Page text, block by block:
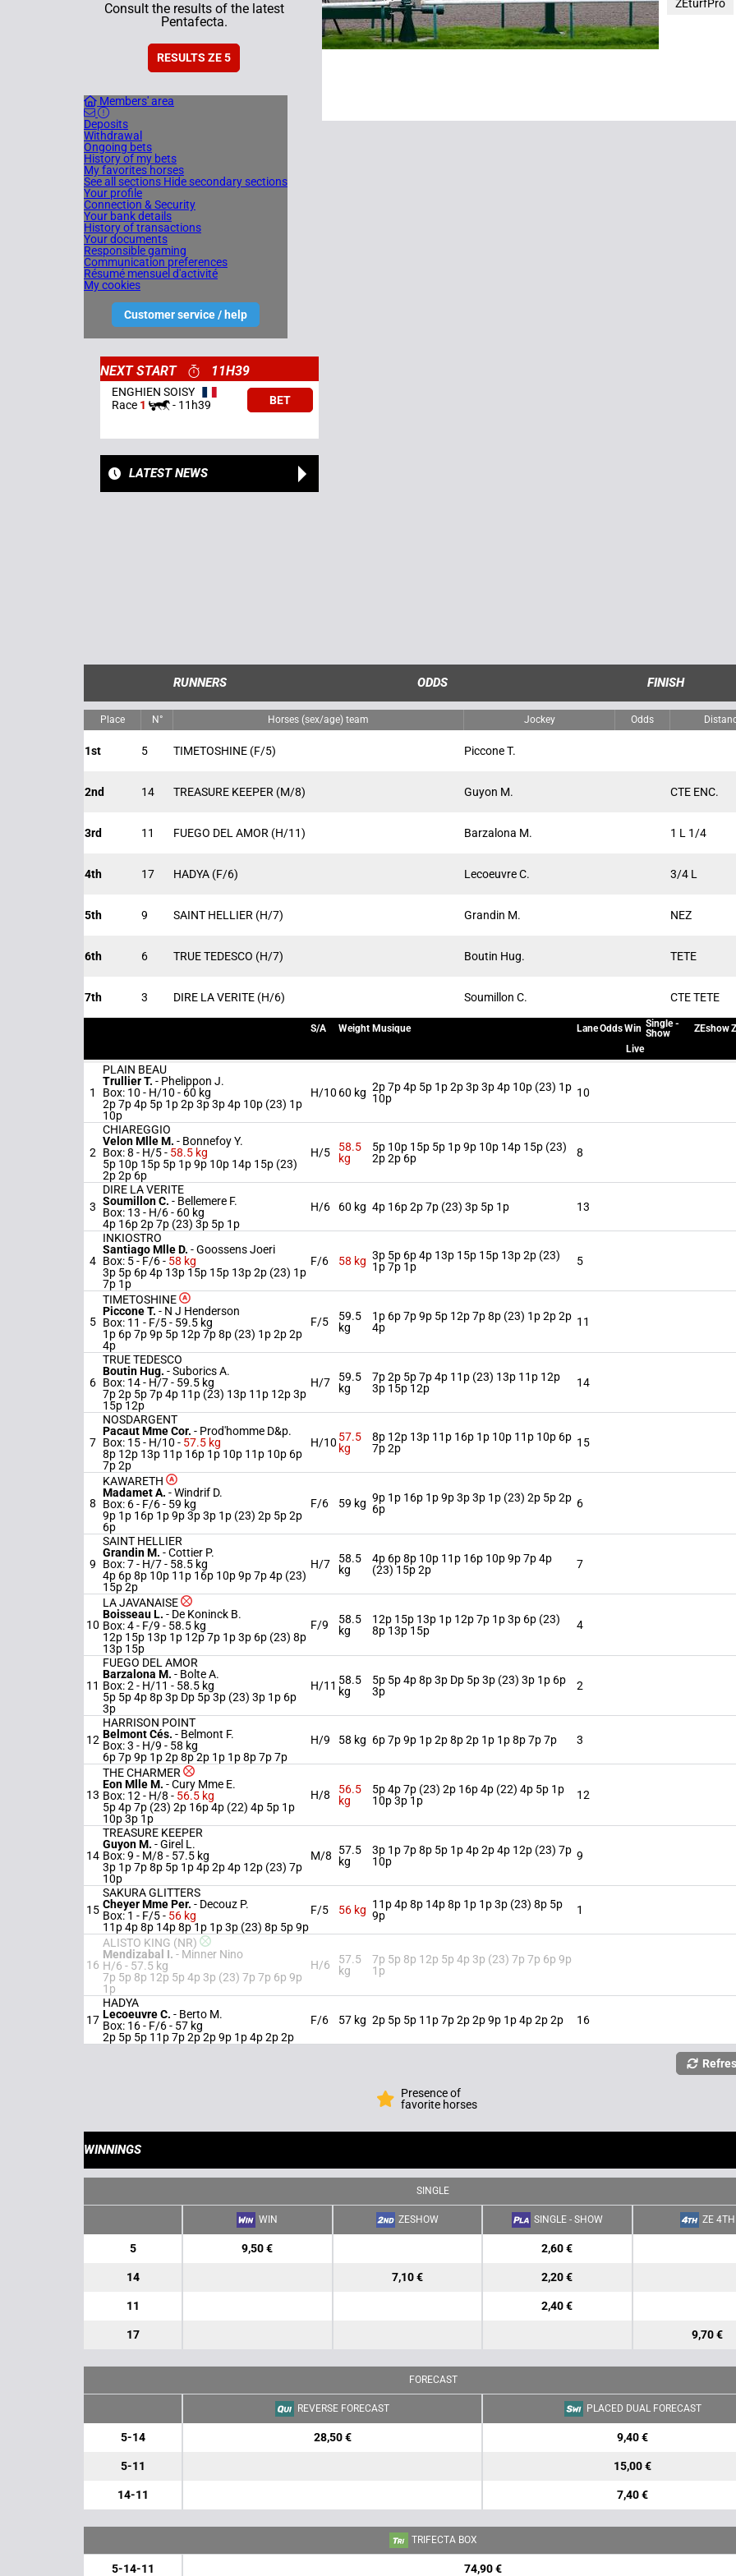
Consult the results of the latest
Pentafecta.
RESULTS ZE 5
Members' area
Deposits
Withdrawal
Ongoing bets
History of my bets
My favorites horses
See all sections Hide secondary sections
Your profile
Connection & Security
Your bank details
History of transactions
Your documents
Responsible gaming
Communication preferences
Résumé mensuel d'activité
My cookies
Customer service / help
ZEturfPro
NEXT START 11H39
ENGHIEN SOISY
Race1 - 11h39 BET
LATEST NEWS
RUNNERS ODDS FINISH
Place N° Horses (sex/age) team Jockey Odds
1st 5 TIMETOSHINE (F/5) Piccone T.
2nd 14 TREASURE KEEPER (M/8) Guyon M. CTE ENC.
3rd 11 FUEGO DEL AMOR (H/11) Barzalona M. 1 L 1/4
4th 17 HADYA (F/6) Lecoeuvre C. 3/4 L
5th 9 SAINT HELLIER (H/7) Grandin M. NEZ
6th 6 TRUE TEDESCO (H/7) Boutin Hug. TETE
7th 3 DIRE LA VERITE (H/6) Soumillon C. CTE TETE
S/A Weight Musique LaneOddsWin Single -
Show
ZEshow
Live
1
PLAIN BEAU
Trullier T. - Phelippon J.
Box: 10 - H/10 - 60 kg
2p 7p 4p 5p 1p 2p 3p 3p 4p 10p (23) 1p
10p
H/10 60 kg 2p 7p 4p 5p 1p 2p 3p 3p 4p 10p (23) 1p
10p
10
2
CHIAREGGIO
Velon Mlle M. - Bonnefoy Y.
Box: 8 - H/5 - 58.5 kg
5p 10p 15p 5p 1p 9p 10p 14p 15p (23)
2p 2p 6p
H/5
58.5
kg
5p 10p 15p 5p 1p 9p 10p 14p 15p (23)
2p 2p 6p
8
3
DIRE LA VERITE
Soumillon C. - Bellemere F.
Box: 13 - H/6 - 60 kg
4p 16p 2p 7p (23) 3p 5p 1p
H/6 60 kg 4p 16p 2p 7p (23) 3p 5p 1p 13
4
INKIOSTRO
Santiago Mlle D. -Goossens Joeri
Box: 5 - F/6 - 58 kg
3p 5p 6p 4p 13p 15p 15p 13p 2p (23) 1p
7p 1p
F/6 58 kg 3p 5p 6p 4p 13p 15p 15p 13p 2p (23)
1p 7p 1p
5
5
TIMETOSHINE
Piccone T. - N J Henderson
Box: 11 - F/5 - 59.5 kg
1p 6p 7p 9p 5p 12p 7p 8p (23) 1p 2p 2p
4p
F/5
59.5
kg
1p 6p 7p 9p 5p 12p 7p 8p (23) 1p 2p 2p
4p
11
6
TRUE TEDESCO
Boutin Hug. -Suborics A.
Box: 14 - H/7 - 59.5 kg
7p 2p 5p 7p 4p 11p (23) 13p 11p 12p 3p
15p 12p
H/7
59.5
kg
7p 2p 5p 7p 4p 11p (23) 13p 11p 12p
3p 15p 12p
14
7
NOSDARGENT
Pacaut Mme Cor. - Prod'homme D&p.
Box: 15 - H/10 - 57.5 kg
8p 12p 13p 11p 16p 1p 10p 11p 10p 6p
7p 2p
H/10 57.5
kg
8p 12p 13p 11p 16p 1p 10p 11p 10p 6p
7p 2p
15
8
KAWARETH
Madamet A. -Windrif D.
Box: 6 - F/6 - 59 kg
9p 1p 16p 1p 9p 3p 3p 1p (23) 2p 5p 2p
6p
F/6 59 kg 9p 1p 16p 1p 9p 3p 3p 1p (23) 2p 5p 2p
6p
6
9
SAINT HELLIER
Grandin M. -Cottier P.
Box: 7 - H/7 - 58.5 kg
4p 6p 8p 10p 11p 16p 10p 9p 7p 4p (23)
15p 2p
H/7
58.5
kg
4p 6p 8p 10p 11p 16p 10p 9p 7p 4p
(23) 15p 2p
7
10
LA JAVANAISE
Boisseau L. - De Koninck B.
Box: 4 - F/9 - 58.5 kg
12p 15p 13p 1p 12p 7p 1p 3p 6p (23) 8p
13p 15p
F/9
58.5
kg
12p 15p 13p 1p 12p 7p 1p 3p 6p (23)
8p 13p 15p
4
11
FUEGO DEL AMOR
Barzalona M. - Bolte A.
Box: 2 - H/11 - 58.5 kg
5p 5p 4p 8p 3p Dp 5p 3p (23) 3p 1p 6p
3p
H/11 58.5
kg
5p 5p 4p 8p 3p Dp 5p 3p (23) 3p 1p 6p
3p
2
12
HARRISON POINT
Belmont Cés. - Belmont F.
Box: 3 - H/9 - 58 kg
6p 7p 9p 1p 2p 8p 2p 1p 1p 8p 7p 7p
H/9 58 kg 6p 7p 9p 1p 2p 8p 2p 1p 1p 8p 7p 7p 3
13
THE CHARMER
Eon Mlle M. -Cury Mme E.
Box: 12 - H/8 - 56.5 kg
5p 4p 7p (23) 2p 16p 4p (22) 4p 5p 1p
10p 3p 1p
H/8
56.5
kg
5p 4p 7p (23) 2p 16p 4p (22) 4p 5p 1p
10p 3p 1p
12
14
TREASURE KEEPER
Guyon M. -Girel L.
Box: 9 - M/8 - 57.5 kg
3p 1p 7p 8p 5p 1p 4p 2p 4p 12p (23) 7p
10p
M/8
57.5
kg
3p 1p 7p 8p 5p 1p 4p 2p 4p 12p (23) 7p
10p
9
15
SAKURA GLITTERS
Cheyer Mme Per. - Decouz P.
Box: 1 - F/5 - 56 kg
11p 4p 8p 14p 8p 1p 1p 3p (23) 8p 5p 9p
F/5 56 kg 11p 4p 8p 14p 8p 1p 1p 3p (23) 8p 5p
9p
1
16
ALISTO KING (NR)
Mendizabal I. - Minner Nino
H/6 - 57.5 kg
7p 5p 8p 12p 5p 4p 3p (23) 7p 7p 6p 9p
1p
H/6
57.5
kg
7p 5p 8p 12p 5p 4p 3p (23) 7p 7p 6p 9p
1p
17
HADYA
Lecoeuvre C. - Berto M.
Box: 16 - F/6 - 57 kg
2p 5p 5p 11p 7p 2p 2p 9p 1p 4p 2p 2p
F/6 57 kg 2p 5p 5p 11p 7p 2p 2p 9p 1p 4p 2p 2p 16
Presence of
favorite horses
WINNINGS
SINGLE
WIN ZESHOW SINGLE - SHOW ZE 4TH
5 9,50 € 2,60 €
14 7,10 € 2,20 €
11 2,40 €
17 9,70 €
FORECAST
REVERSE FORECAST PLACED DUAL FORECAST
5-14 28,50 € 9,40 €
5-11 15,00 €
14-11 7,40 €
TRIFECTA BOX
5-14-11 74,90 €